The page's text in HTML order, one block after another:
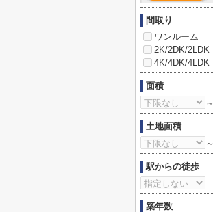
間取り
ワンルーム
2K/2DK/2LDK
4K/4DK/4LDK
面積
～
土地面積
～
駅からの徒歩
築年数